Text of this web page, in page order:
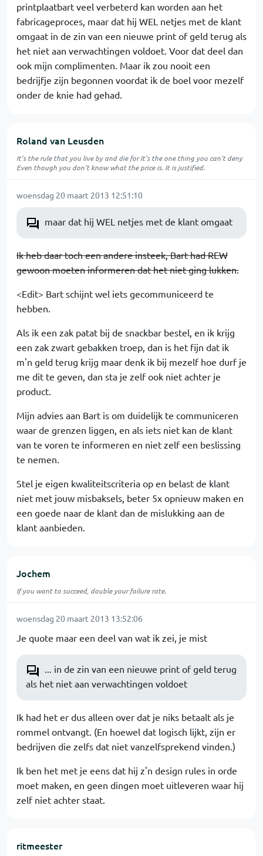
printplaatbart veel verbeterd kan worden aan het
fabricageproces, maar dat hij WEL netjes met de klant
omgaat in de zin van een nieuwe print of geld terug als
het niet aan verwachtingen voldoet. Voor dat deel dan
ook mijn complimenten. Maar ik zou nooit een
bedrijfje zijn begonnen voordat ik de boel voor mezelf
onder de knie had gehad.
Roland van Leusden
It's the rule that you live by and die for It's the one thing you can't deny
Even though you don't know what the price is. It is justified.
woensdag 20 maart 2013 12:51:10
maar dat hij WEL netjes met de klant omgaat
Ik heb daar toch een andere insteek, Bart had REW
gewoon moeten informeren dat het niet ging lukken.
<Edit> Bart schijnt wel iets gecommuniceerd te
hebben.
Als ik een zak patat bij de snackbar bestel, en ik krijg
een zak zwart gebakken troep, dan is het fijn dat ik
m'n geld terug krijg maar denk ik bij mezelf hoe durf je
me dit te geven, dan sta je zelf ook niet achter je
product.
Mijn advies aan Bart is om duidelijk te communiceren
waar de grenzen liggen, en als iets niet kan de klant
van te voren te informeren en niet zelf een beslissing
te nemen.
Stel je eigen kwaliteitscriteria op en belast de klant
niet met jouw misbaksels, beter 5x opnieuw maken en
een goede naar de klant dan de mislukking aan de
klant aanbieden.
Jochem
If you want to succeed, double your failure rate.
woensdag 20 maart 2013 13:52:06
Je quote maar een deel van wat ik zei, je mist
... in de zin van een nieuwe print of geld terug
als het niet aan verwachtingen voldoet
Ik had het er dus alleen over dat je niks betaalt als je
rommel ontvangt. (En hoewel dat logisch lijkt, zijn er
bedrijven die zelfs dat niet vanzelfsprekend vinden.)
Ik ben het met je eens dat hij z'n design rules in orde
moet maken, en geen dingen moet uitleveren waar hij
zelf niet achter staat.
ritmeester